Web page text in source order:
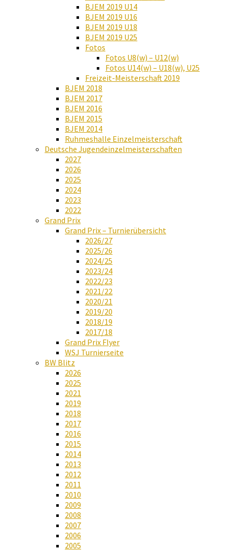
BJEM 2019 U14
BJEM 2019 U16
BJEM 2019 U18
BJEM 2019 U25
Fotos
Fotos U8(w) – U12(w)
Fotos U14(w) – U18(w), U25
Freizeit-Meisterschaft 2019
BJEM 2018
BJEM 2017
BJEM 2016
BJEM 2015
BJEM 2014
Ruhmeshalle Einzelmeisterschaft
Deutsche Jugendeinzelmeisterschaften
2027
2026
2025
2024
2023
2022
Grand Prix
Grand Prix – Turnierübersicht
2026/27
2025/26
2024/25
2023/24
2022/23
2021/22
2020/21
2019/20
2018/19
2017/18
Grand Prix Flyer
WSJ Turnierseite
BW Blitz
2026
2025
2021
2019
2018
2017
2016
2015
2014
2013
2012
2011
2010
2009
2008
2007
2006
2005